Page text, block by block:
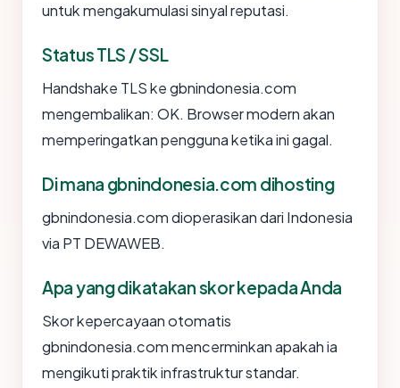
untuk mengakumulasi sinyal reputasi.
Status TLS / SSL
Handshake TLS ke gbnindonesia.com
mengembalikan: OK. Browser modern akan
memperingatkan pengguna ketika ini gagal.
Di mana gbnindonesia.com dihosting
gbnindonesia.com dioperasikan dari Indonesia
via PT DEWAWEB.
Apa yang dikatakan skor kepada Anda
Skor kepercayaan otomatis
gbnindonesia.com mencerminkan apakah ia
mengikuti praktik infrastruktur standar.